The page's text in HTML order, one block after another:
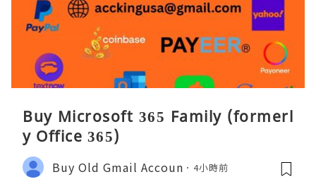
Buy Microsoft 365 Family (formerl
y Office 365)
Buy Old Gmail Accoun 4小時前